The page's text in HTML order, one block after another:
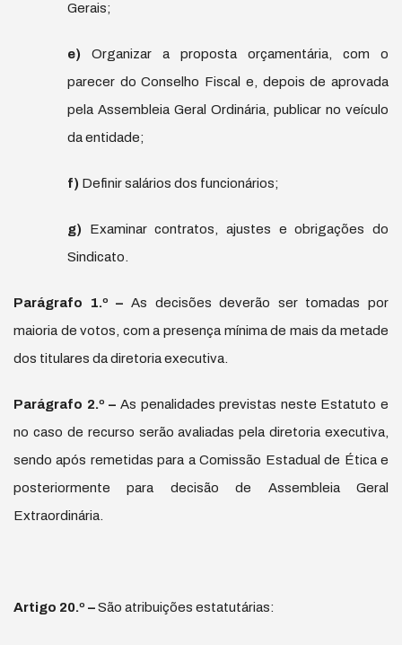
Gerais;
e) Organizar a proposta orçamentária, com o
parecer do Conselho Fiscal e, depois de aprovada
pela Assembleia Geral Ordinária, publicar no veículo
da entidade;
f) Definir salários dos funcionários;
g) Examinar contratos, ajustes e obrigações do
Sindicato.
Parágrafo 1.º – As decisões deverão ser tomadas por
maioria de votos, com a presença mínima de mais da metade
dos titulares da diretoria executiva.
Parágrafo 2.º – As penalidades previstas neste Estatuto e
no caso de recurso serão avaliadas pela diretoria executiva,
sendo após remetidas para a Comissão Estadual de Ética e
posteriormente para decisão de Assembleia Geral
Extraordinária.
Artigo 20.º –São atribuições estatutárias: